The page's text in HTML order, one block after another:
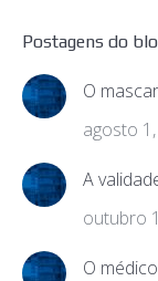
Postagens do
O
agosto
A
outubro
O